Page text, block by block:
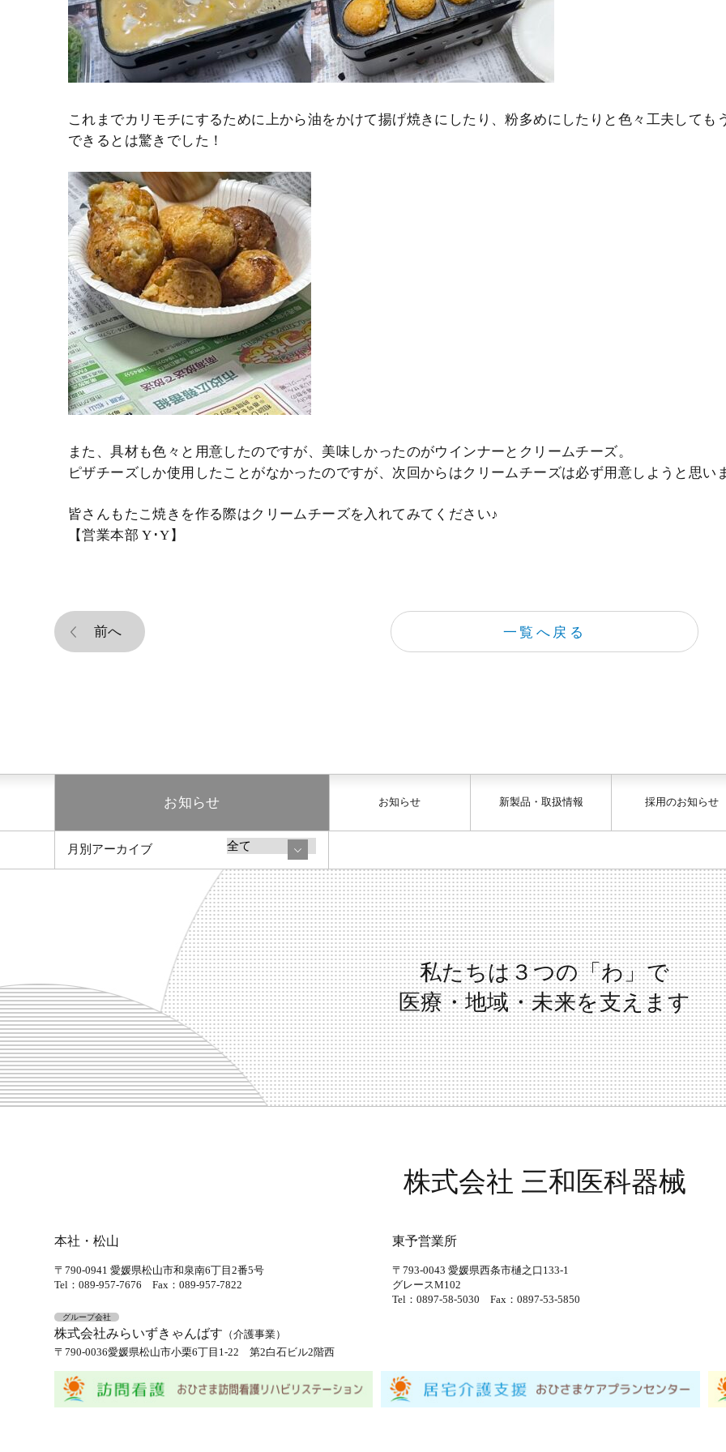
これまでカリモチにするために上から油をかけて揚げ焼きにしたり、粉多めにしたりと色々工夫して
できるとは驚きでした！
また、具材も色々と用意したのですが、美味しかったのがウインナーとクリームチーズ。
ピザチーズしか使用したことがなかったのですが、次回からはクリームチーズは必ず用意しようと思い
皆さんもたこ焼きを作る際はクリームチーズを入れてみてください♪
【営業本部 Y･Y】
前へ 一覧へ戻る
お知らせ お知らせ 新製品・取扱情報 採用のお知らせ
月別アーカイブ
私たちは３つの「わ」で
医療・地域・未来を支えます
株式会社 三和医科器械
本社・松山
〒790-0941 愛媛県松山市和泉南6丁目2番5号
Tel：089-957-7676Fax：089-957-7822
東予営業所
〒793-0043 愛媛県西条市樋之口133-1
グレースM102
Tel：0897-58-5030 Fax：0897-53-5850
グループ会社
株式会社みらいずきゃんばす （介護事業）
〒790-0036愛媛県松山市小栗6丁目1-22 第2白石ビル2階西